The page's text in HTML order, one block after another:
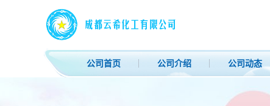
公司首页 公司介绍 公司动态